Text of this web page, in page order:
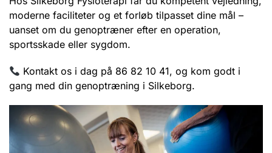
moderne faciliteter og et forløb tilpasset dine mål –
uanset om du genoptræner efter en operation,
sportsskade eller sygdom.
Kontakt os i dag på 86 82 10 41, og kom godt i
gang med din genoptræning i Silkeborg.